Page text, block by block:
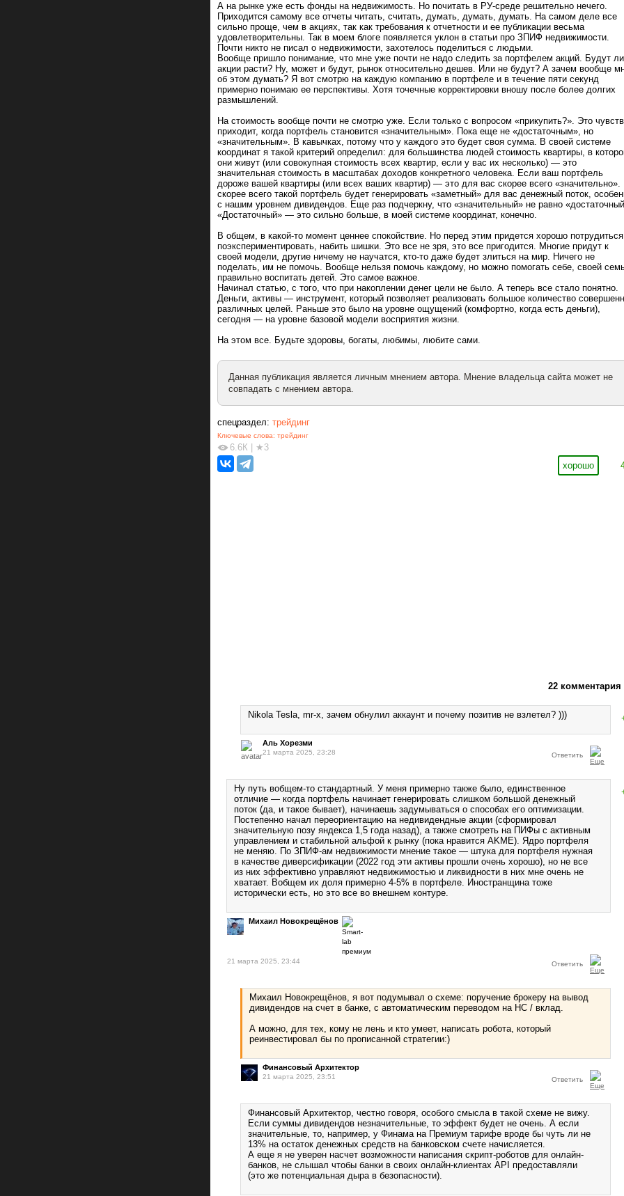
А на рынке уже есть фонды на недвижимость. Но почитать в РУ-среде решительно нечего.
Приходится самому все отчеты читать, считать, думать, думать, думать. На самом деле все
сильно проще, чем в акциях, так как требования к отчетности и ее публикации весьма
удовлетворительны. Так в моем блоге появляется уклон в статьи про ЗПИФ недвижимости.
Почти никто не писал о недвижимости, захотелось поделиться с людьми.
Вообще пришло понимание, что мне уже почти не надо следить за портфелем акций. Будут ли
акции расти? Ну, может и будут, рынок относительно дешев. Или не будут? А зачем вообще
об этом думать? Я вот смотрю на каждую компанию в портфеле и в течение пяти секунд
примерно понимаю ее перспективы. Хотя точечные корректировки вношу после более долгих
размышлений.
На стоимость вообще почти не смотрю уже. Если только с вопросом «прикупить?». Это
приходит, когда портфель становится «значительным». Пока еще не «достаточным», но
«значительным». В кавычках, потому что у каждого это будет своя сумма. В своей системе
координат я такой критерий определил: для большинства людей стоимость квартиры, в
они живут (или совокупная стоимость всех квартир, если у вас их несколько) — это
значительная стоимость в масштабах доходов конкретного человека. Если ваш портфель
дороже вашей квартиры (или всех ваших квартир) — это для вас скорее всего «значительно».
скорее всего такой портфель будет генерировать «заметный» для вас денежный поток,
с нашим уровнем дивидендов. Еще раз подчеркну, что «значительный» не равно
«Достаточный» — это сильно больше, в моей системе координат, конечно.
В общем, в какой-то момент ценнее спокойствие. Но перед этим придется хорошо
поэкспериментировать, набить шишки. Это все не зря, это все пригодится. Многие придут к
своей модели, другие ничему не научатся, кто-то даже будет злиться на мир. Ничего не
поделать, им не помочь. Вообще нельзя помочь каждому, но можно помогать себе, своей
правильно воспитать детей. Это самое важное.
Начинал статью, с того, что при накоплении денег цели не было. А теперь все стало понятно.
Деньги, активы — инструмент, который позволяет реализовать большое количество
различных целей. Раньше это было на уровне ощущений (комфортно, когда есть деньги),
сегодня — на уровне базовой модели восприятия жизни.
На этом все. Будьте здоровы, богаты, любимы, любите сами.
Данная публикация является личным мнением автора. Мнение владельца сайта может не
совпадать с мнением автора.
спецраздел: трейдинг
Ключевые слова: трейдинг
6.6К | ★3
хорошо
22 комментария
Nikola Tesla, mr-x, зачем обнулил аккаунт и почему позитив не взлетел? )))
Аль Хорезми
21 марта 2025, 23:28 Ответить
Ну путь вобщем-то стандартный. У меня примерно также было, единственное
отличие — когда портфель начинает генерировать слишком большой денежный
поток (да, и такое бывает), начинаешь задумываться о способах его оптимизации.
Постепенно начал переориентацию на недивидендные акции (сформировал
значительную позу яндекса 1,5 года назад), а также смотреть на ПИФы с активным
управлением и стабильной альфой к рынку (пока нравится AKME). Ядро портфеля
не меняю. По ЗПИФ-ам недвижимости мнение такое — штука для портфеля нужная
в качестве диверсификации (2022 год эти активы прошли очень хорошо), но не все
из них эффективно управляют недвижимостью и ликвидности в них мне очень не
хватает. Вобщем их доля примерно 4-5% в портфеле. Иностранщина тоже
исторически есть, но это все во внешнем контуре.
Михаил Новокрещёнов
21 марта 2025, 23:44 Ответить
Михаил Новокрещёнов, я вот подумывал о схеме: поручение брокеру на вывод
дивидендов на счет в банке, с автоматическим переводом на НС / вклад.
А можно, для тех, кому не лень и кто умеет, написать робота, который
реинвестировал бы по прописанной стратегии:)
Финансовый Архитектор
21 марта 2025, 23:51 Ответить
Финансовый Архитектор, честно говоря, особого смысла в такой схеме не вижу.
Если суммы дивидендов незначительные, то эффект будет не очень. А если
значительные, то, например, у Финама на Премиум тарифе вроде бы чуть ли не
13% на остаток денежных средств на банковском счете начисляется.
А еще я не уверен насчет возможности написания скрипт-роботов для онлайн-
банков, не слышал чтобы банки в своих онлайн-клиентах API предоставляли
(это же потенциальная дыра в безопасности).